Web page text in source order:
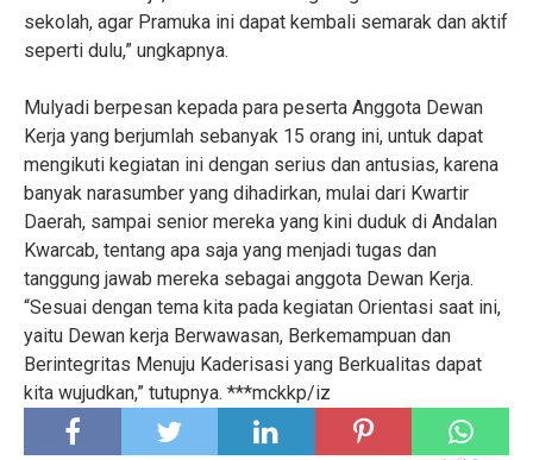
sekolah, agar Pramuka ini dapat kembali semarak dan aktif
seperti dulu,” ungkapnya.
Mulyadi berpesan kepada para peserta Anggota Dewan
Kerja yang berjumlah sebanyak 15 orang ini, untuk dapat
mengikuti kegiatan ini dengan serius dan antusias, karena
banyak narasumber yang dihadirkan, mulai dari Kwartir
Daerah, sampai senior mereka yang kini duduk di Andalan
Kwarcab, tentang apa saja yang menjadi tugas dan
tanggung jawab mereka sebagai anggota Dewan Kerja.
“Sesuai dengan tema kita pada kegiatan Orientasi saat ini,
yaitu Dewan kerja Berwawasan, Berkemampuan dan
Berintegritas Menuju Kaderisasi yang Berkualitas dapat
kita wujudkan,” tutupnya. ***mckkp/iz